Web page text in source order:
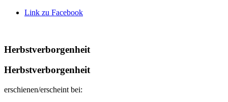
Link zu Facebook
Herbstverborgenheit
Herbstverborgenheit
erschienen/erscheint bei: